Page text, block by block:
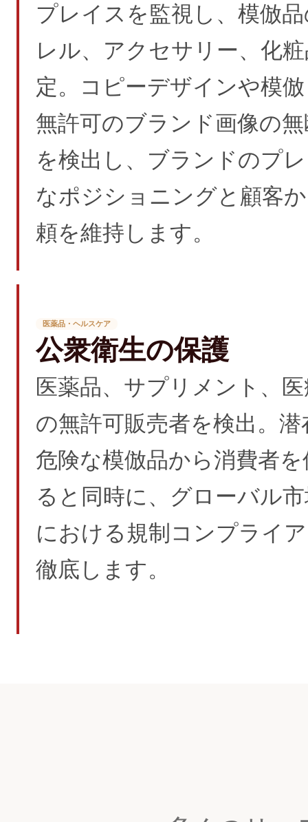
プレイスを監視し、模倣
レル、アクセサリー、化
定。コピーデザインや模
無許可のブランド画像の
を検出し、ブランドのプ
なポジショニングと顧客
頼を維持します。
医薬品・ヘルスケア
公衆衛生の保護
医薬品、サプリメント、
の無許可販売者を検出。潜
危険な模倣品から消費者
ると同時に、グローバル
における規制コンプライ
徹底します。